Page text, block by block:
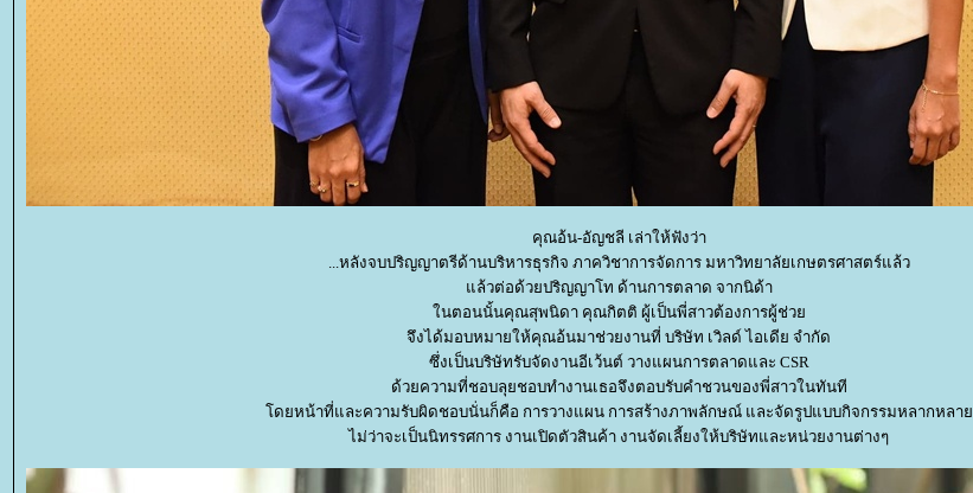
คุณอ้น-อัญชลี เล่าให้ฟังว่า
...หลังจบปริญญาตรีด้านบริหารธุรกิจ ภาควิชาการจัดการ มหาวิทยาลัยเกษตรศาสตร์แล้ว
ล้วต่อด้วยปริญญาโท ด้านการตลาด จากนิด้า
นตอนนั้นคุณสุพนิดา คุณกิตติ ผู้เป็นพี่สาวต้องการผู้ช่ว
จึงได้มอบหมายให้คุณอ้นมาช่วยงานที่ บริษัท เวิลด์ ไอเดีย จำกัด
ซึ่งเป็นบริษัทรับจัดงานอีเว้นต์ วางแผนการตลาดและ CSR
ด้วยความที่ชอบลุยชอบทำงานเธอจึงตอบรับคำชวนของพี่สาวในทันที
ดยหน้าที่และความรับผิดชอบนั่นก็คือ การวางแผน การสร้างภาพลักษณ์ และจัดรูปแบบกิจกรรมหลากหลา
ไม่ว่าจะเป็นนิทรรศการ งานเปิดตัวสินค้า งานจัดเลี้ยงให้บริษัทและหน่วยงานต่างๆ